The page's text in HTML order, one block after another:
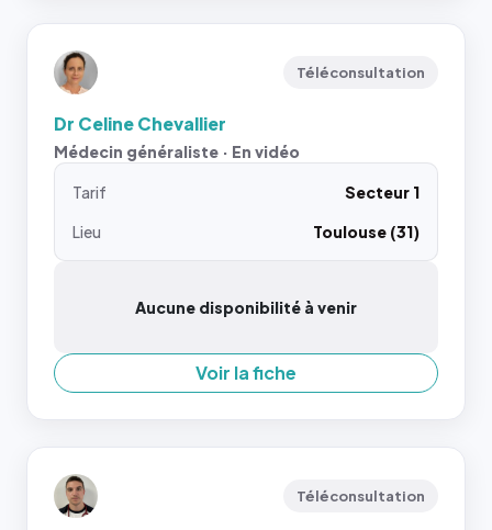
Téléconsultation
Dr Celine Chevallier
Médecin généraliste · En vidéo
Tarif
Secteur 1
Lieu
Toulouse (31)
Aucune disponibilité à venir
Voir la fiche
Téléconsultation